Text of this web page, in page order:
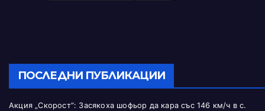
ПОСЛЕДНИ ПУБЛИКАЦИИ
Акция „Скорост“: Засякоха шофьор да кара със 146 км/ч в с.